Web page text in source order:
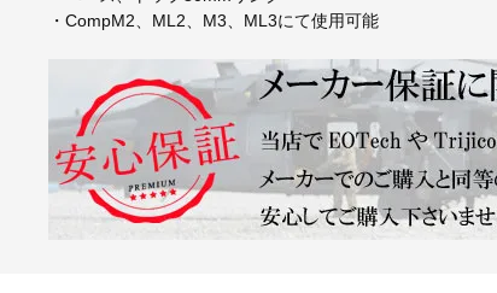
・CompM2、ML2、M3、ML3にて使用可能